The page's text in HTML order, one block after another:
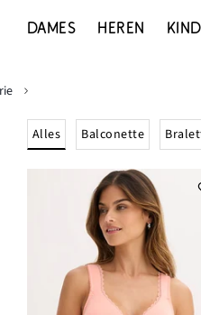
DAMES HEREN
Alles Balconette